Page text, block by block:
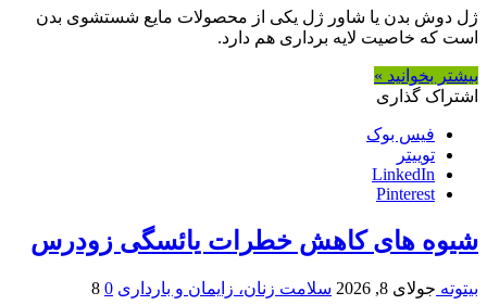
ژل دوش بدن یا شاور ژل یکی از محصولات مایع شستشوی بدن
است که خاصیت لایه برداری هم دارد.
بیشتر بخوانید »
اشتراک گذاری
فیس بوک
توییتر
LinkedIn
Pinterest
شیوه های کاهش خطرات یائسگی زودرس
بیتوته جولای 8, 2026 سلامت زنان، زایمان و بارداری 0
8